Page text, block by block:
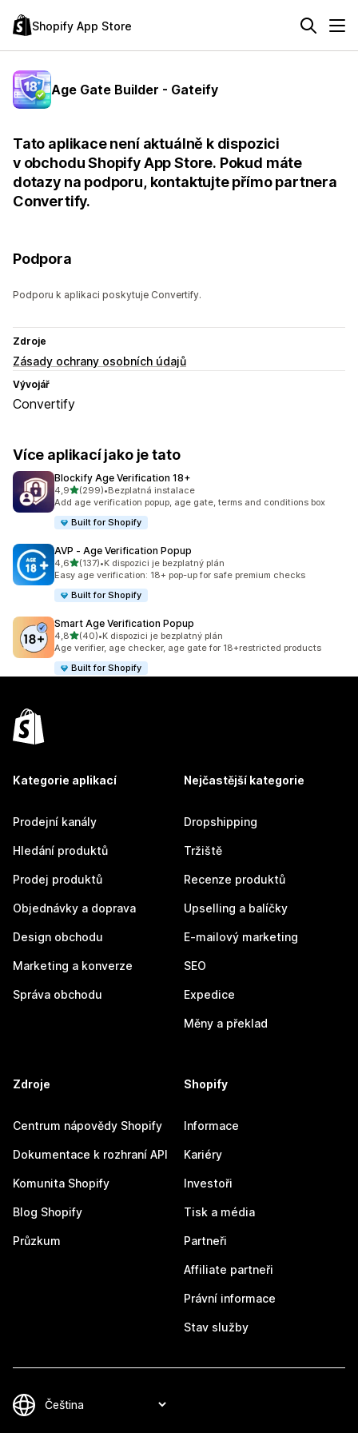
Shopify App Store
Age Gate Builder - Gateify
Tato aplikace není aktuálně k dispozici
v obchodu Shopify App Store. Pokud máte
dotazy na podporu, kontaktujte přímo partnera
Convertify.
Podpora
Podporu k aplikaci poskytuje Convertify.
Zdroje
Zásady ochrany osobních údajů
Vývojář
Convertify
Více aplikací jako je tato
Blockify Age Verification 18+
4,9z 5 hvězd
(299)
Celkový počet recenzí: 299
•Bezplatná instalace
Add age verification popup, age gate, terms and conditions box
Built for Shopify
AVP ‑ Age Verification Popup
4,6z 5 hvězd
(137)
Celkový počet recenzí: 137
•K dispozici je bezplatný plán
Easy age verification: 18+ pop-up for safe premium checks
Built for Shopify
Smart Age Verification Popup
4,8z 5 hvězd
(40)
Celkový počet recenzí: 40
•K dispozici je bezplatný plán
Age verifier, age checker, age gate for 18+restricted products
Built for Shopify
Kategorie aplikací
Prodejní kanály
Hledání produktů
Prodej produktů
Objednávky a doprava
Design obchodu
Marketing a konverze
Správa obchodu
Nejčastější kategorie
Dropshipping
Tržiště
Recenze produktů
Upselling a balíčky
E-mailový marketing
SEO
Expedice
Měny a překlad
Zdroje
Centrum nápovědy Shopify
Dokumentace k rozhraní API
Komunita Shopify
Blog Shopify
Průzkum
Shopify
Informace
Kariéry
Investoři
Tisk a média
Partneři
Affiliate partneři
Právní informace
Stav služby